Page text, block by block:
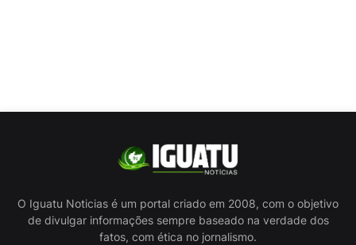
O Iguatu Noticias é um portal criado em 2008, com o objetivo
de divulgar informações sempre baseado na verdade dos
fatos, com ética no jornalismo.